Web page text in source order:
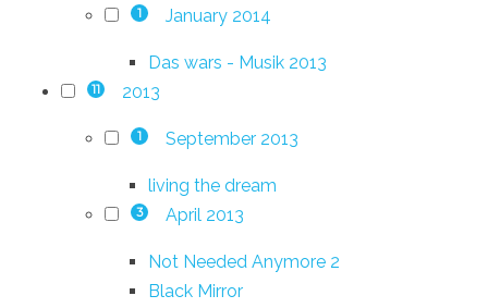
1 January 2014
Das wars - Musik 2013
11 2013
1 September 2013
living the dream
3 April 2013
Not Needed Anymore 2
Black Mirror